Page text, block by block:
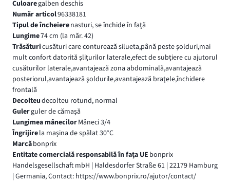
Culoaregalben deschis
Număr articol96338181
Tipul de încheierenasturi, se închide în faţă
Lungime74 cm (la măr. 42)
Trăsăturicusături care conturează silueta,până peste şolduri,mai
mult confort datorită şliţurilor laterale,efect de subţiere cu ajutorul
cusăturilor laterale,avantajează zona abdominală,avantajează
posteriorul,avantajează şoldurile,avantajează braţele,închidere
frontală
Decolteudecolteu rotund, normal
Gulerguler de cămaşă
Lungimea mânecilorMâneci 3/4
Îngrijirela maşina de spălat 30°C
Marcăbonprix
Entitate comercială responsabilă în fața UE bonprix
Handelsgesellschaft mbH | Haldesdorfer Straße 61 | 22179 Hamburg
| Germania, Contact: https://www.bonprix.ro/ajutor/contact/